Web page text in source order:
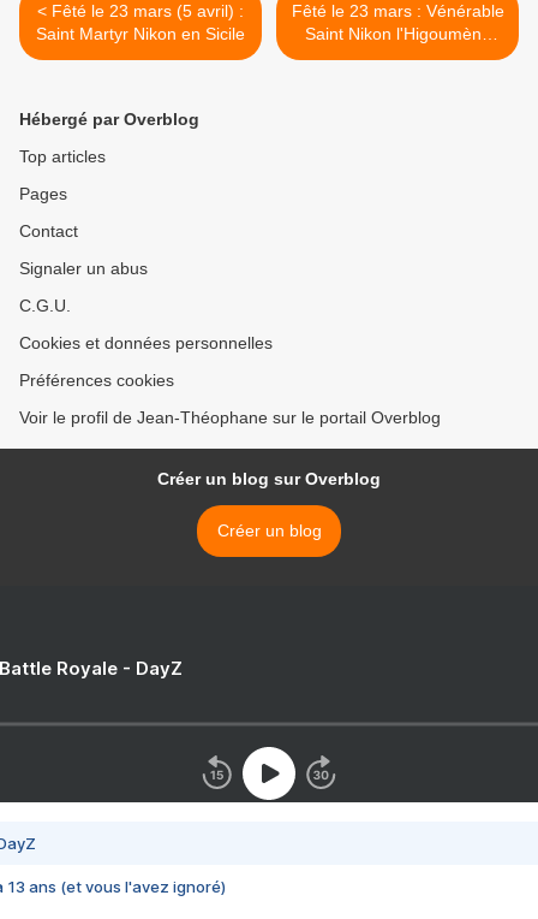
< Fêté le 23 mars (5 avril) :
Saint Martyr Nikon en Sicile
Fêté le 23 mars : Vénérable
Saint Nikon l'Higoumène
des grottes extrêmes de
Hébergé par Overblog
Top articles
Pages
Contact
Signaler un abus
C.G.U.
Cookies et données personnelles
Préférences cookies
Voir le profil de Jean-Théophane sur le portail Overblog
Créer un blog sur Overblog
Créer un blog
Royale - DayZ
13 ans (et vous l'avez ignoré)